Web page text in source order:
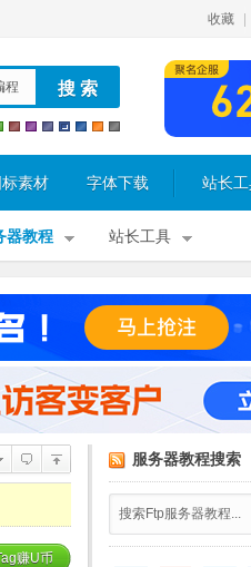
收藏
程
标素材 字体下载 站长工
器教程 站长工具
赚U币
服务器教程搜索